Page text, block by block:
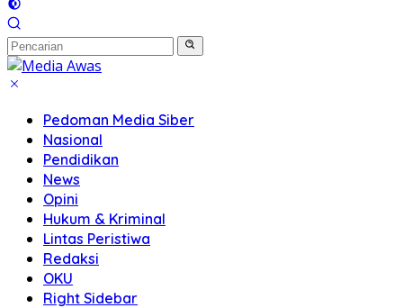
Pedoman Media Siber
Nasional
Pendidikan
News
Opini
Hukum & Kriminal
Lintas Peristiwa
Redaksi
OKU
Right Sidebar